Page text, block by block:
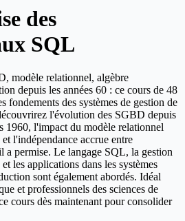
des
SQL
modèle relationnel, algèbre
depuis les années 60 : ce cours de 48
fondements des systèmes de gestion de
l'évolution des SGBD depuis
1960, l'impact du modèle relationnel
l'indépendance accrue entre
a permise. Le langage SQL, la gestion
les applications dans les systèmes
sont également abordés. Idéal
et professionnels des sciences de
cours dès maintenant pour consolider